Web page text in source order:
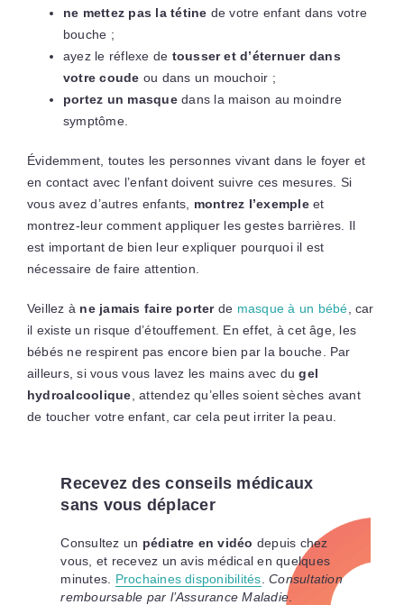
ne mettez pas la tétine de votre enfant dans votre
bouche ;
ayez le réflexe de tousser et d’éternuer dans
votre coude ou dans un mouchoir ;
portez un masquedans la maison au moindre
symptôme.
Évidemment, toutes les personnes vivant dans le foyer et
en contact avec l’enfant doivent suivre ces mesures. Si
vous avez d’autres enfants, montrez l’exempleet
montrez-leur comment appliquer les gestes barrières. Il
est important de bien leur expliquer pourquoi il est
nécessaire de faire attention.
Veillez à ne jamais faire porterde masque à un bébé , car
il existe un risque d’étouffement. En effet, à cet âge, les
bébés ne respirent pas encore bien par la bouche. Par
ailleurs, si vous vous lavez les mains avec dugel
hydroalcoolique , attendez qu’elles soient sèches avant
de toucher votre enfant, car cela peut irriter la peau.
Recevez des conseils médicaux
sans vous déplacer
Consultez un pédiatre en vidéo depuis chez
vous, et recevez un avis médical en quelques
minutes. Prochaines disponibilités .Consultation
remboursable par l’Assurance Maladie